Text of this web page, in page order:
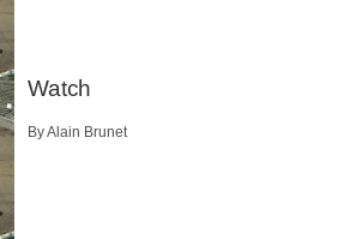
Watch
By Alain Brunet